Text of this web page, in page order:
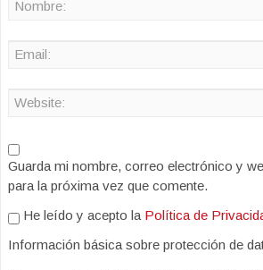
Guarda mi nombre, correo electrónico y
para la próxima vez que comente.
He leído y acepto la Política de
Información básica sobre protección de